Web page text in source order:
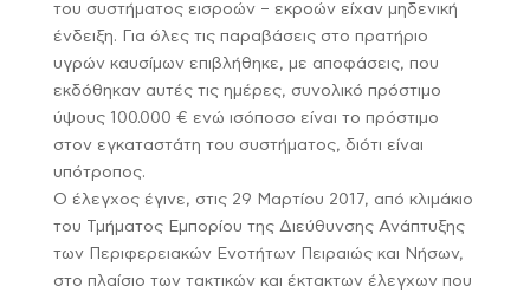
του συστήματος εισροών – εκροών είχαν μηδενική
ένδειξη. Για όλες τις παραβάσεις στο πρατήριο
υγρών καυσίμων επιβλήθηκε, με αποφάσεις, που
εκδόθηκαν αυτές τις ημέρες, συνολικό πρόστιμο
ύψους 100.000 € ενώ ισόποσο είναι το πρόστιμο
στον εγκαταστάτη του συστήματος, διότι είναι
υπότροπος.
Ο έλεγχος έγινε, στις 29 Μαρτίου 2017, από κλιμάκιο
του Τμήματος Εμπορίου της Διεύθυνσης Ανάπτυξης
των Περιφερειακών Ενοτήτων Πειραιώς και Νήσων,
στο πλαίσιο των τακτικών και έκτακτων έλεγχων που